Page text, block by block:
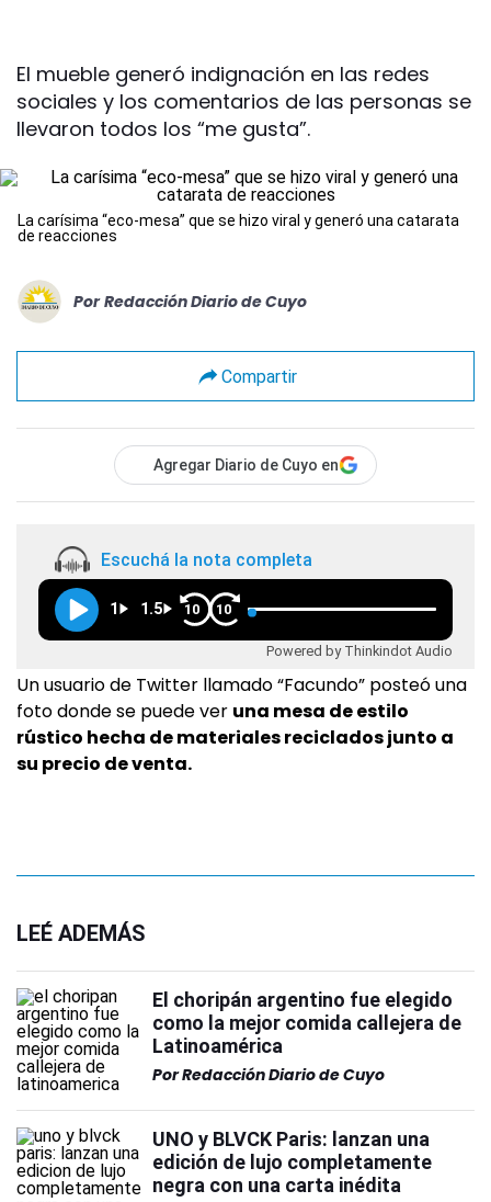
El mueble generó indignación en las redes
sociales y los comentarios de las personas se
llevaron todos los “me gusta”.
La carísima “eco-mesa” que se hizo viral y generó una catarata
de reacciones
Por Redacción Diario de Cuyo
Compartir
Agregar Diario de Cuyo en
Escuchá la nota completa
1 1.5 10 10
Powered by Thinkindot Audio
Un usuario de Twitter llamado “Facundo” posteó una
foto donde se puede ver una mesa de estilo
rústico hecha de materiales reciclados junto a
su precio de venta.
LEÉ ADEMÁS
El choripán argentino fue elegido
como la mejor comida callejera de
Latinoamérica
PorRedacción Diario de Cuyo
UNO y BLVCK Paris: lanzan una
edición de lujo completamente
negra con una carta inédita